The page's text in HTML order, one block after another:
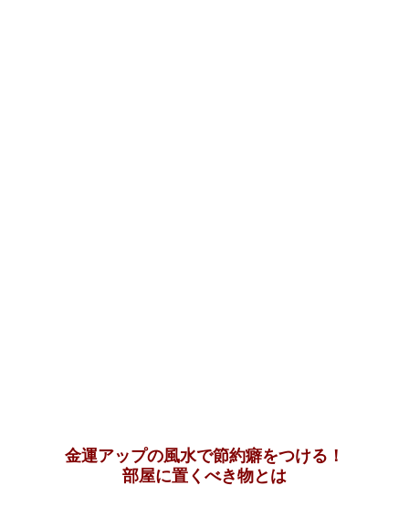
金運アップの風水で節約癖をつける！
部屋に置くべき物とは